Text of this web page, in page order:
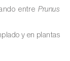
entrePrunus
y en plantas